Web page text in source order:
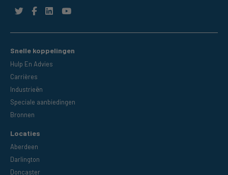
Snelle koppelingen
Hulp En Advies
Carrières
Industrieën
Speciale aanbiedingen
Bronnen
Locaties
Aberdeen
Darlington
Doncaster